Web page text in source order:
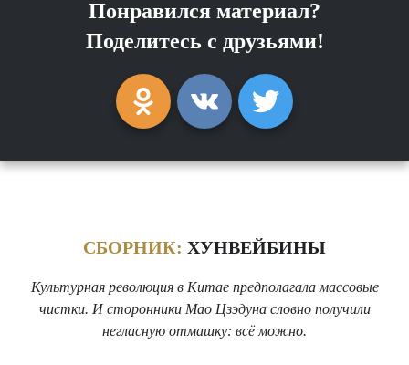
Понравился материал?
Поделитесь с друзьями!
СБОРНИК: ХУНВЕЙБИНЫ
Культурная революция в Китае предполагала массовые
чистки. И сторонники Мао Цзэдуна словно получили
негласную отмашку: всё можно.